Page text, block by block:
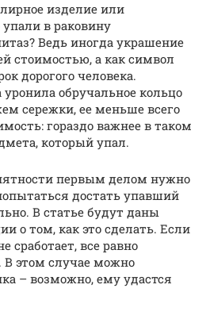
изделие или
в раковину
Ведь иногда украшение
стоимостью, а как символ
дорогого человека.
обручальное кольцо
сережки, ее меньше всего
гораздо важнее в таком
который упал.
первым делом нужно
достать упавший
В статье будут даны
о том, как это сделать. Если
сработает, все равно
В этом случае можно
– возможно, ему удастся